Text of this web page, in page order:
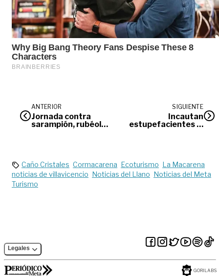
ANTERIOR
Jornada contra
sarampión, rubéola
SIGUIENTE
Incautan
estupefacientes al
Caño Cristales Cormacarena Ecoturismo La Macarena
noticias de villavicencio Noticias del Llano Noticias del Meta
Turismo
Legales
GORILABS